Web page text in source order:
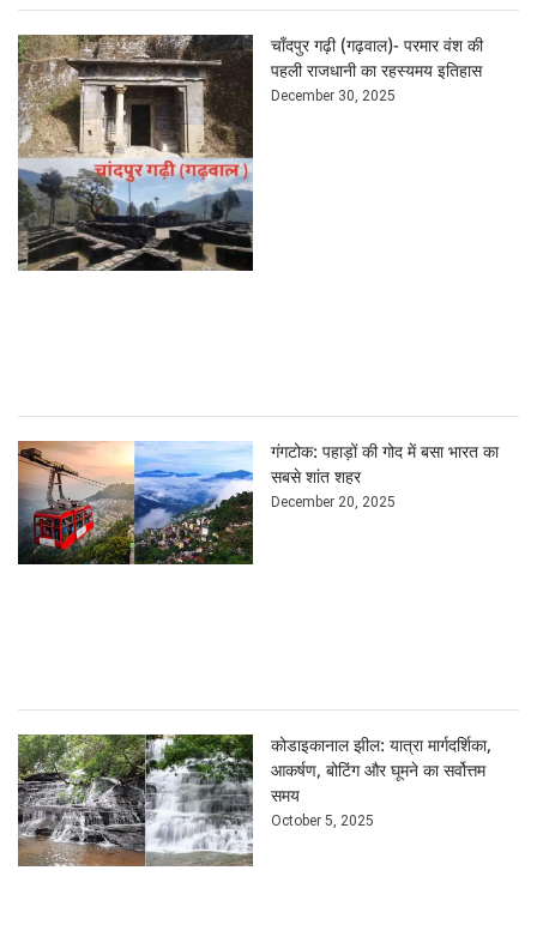
चाँदपुर गढ़ी (गढ़वाल)- परमार वंश की
पहली राजधानी का रहस्यमय इतिहास
December 30, 2025
गंगटोक: पहाड़ों की गोद में बसा भारत का
सबसे शांत शहर
December 20, 2025
कोडाइकानाल झील: यात्रा मार्गदर्शिका,
आकर्षण, बोटिंग और घूमने का सर्वोत्तम
समय
October 5, 2025